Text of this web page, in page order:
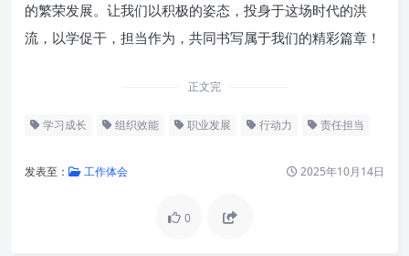
的繁荣发展。让我们以积极的姿态，投身于这场时代的洪
流，以学促干，担当作为，共同书写属于我们的精彩篇章！
正文完
学习成长 组织效能 职业发展 行动力 责任担当
发表至： 工作体会 2025年10月14日
0
时代的呼唤：为何“以学促干 担